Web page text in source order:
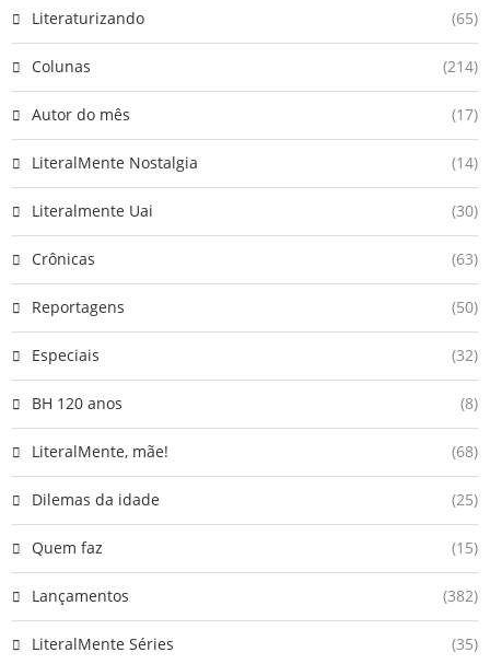
Literaturizando (65)
Colunas (214)
Autor do mês (17)
LiteralMente Nostalgia (14)
Literalmente Uai (30)
Crônicas (63)
Reportagens (50)
Especiais (32)
BH 120 anos (8)
LiteralMente, mãe! (68)
Dilemas da idade (25)
Quem faz (15)
Lançamentos (382)
LiteralMente Séries (35)